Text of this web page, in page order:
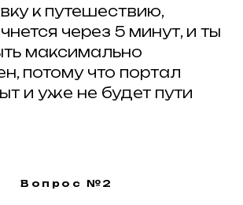
к путешествию,
через 5 минут, и ты
максимально
потому что портал
и уже не будет пути
Вопрос №2